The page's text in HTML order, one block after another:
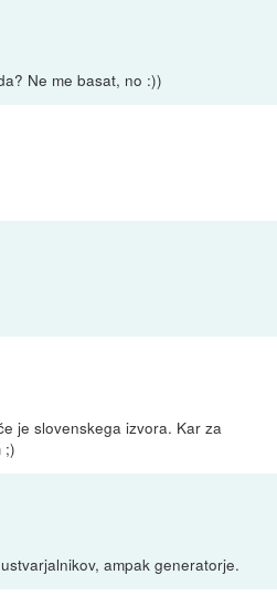
Ne me basat, no :))
je slovenskega izvora. Kar za
;)
ampak generatorje.